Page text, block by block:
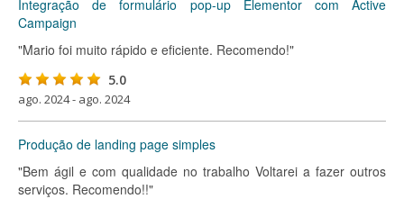
Integração de formulário pop-up Elementor com Active
Campaign
"Mario foi muito rápido e eficiente. Recomendo!"
5.0
ago. 2024 - ago. 2024
Produção de landing page simples
"Bem ágil e com qualidade no trabalho Voltarei a fazer outros
serviços. Recomendo!!"